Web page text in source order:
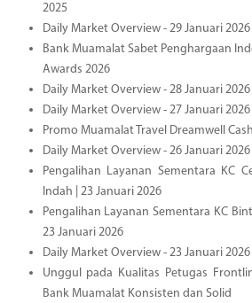
2025
Daily Market Overview - 29 Januari 2026
Bank Muamalat Sabet Penghargaan
Awards 2026
Daily Market Overview - 28 Januari 2026
Daily Market Overview - 27 Januari 2026
Promo Muamalat Travel Dreamwell
Daily Market Overview - 26 Januari 2026
Pengalihan Layanan Sementara KC
Indah | 23 Januari 2026
Pengalihan Layanan Sementara KC
23 Januari 2026
Daily Market Overview - 23 Januari 2026
Unggul pada Kualitas Petugas
Bank Muamalat Konsisten dan Solid